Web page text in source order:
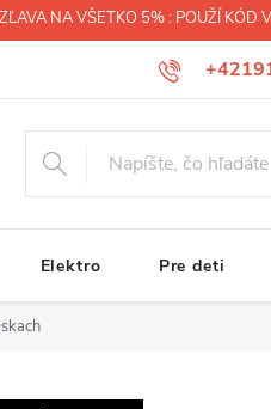
NA VŠETKO 5% : POUŽÍ KÓD
Elektro Pre deti